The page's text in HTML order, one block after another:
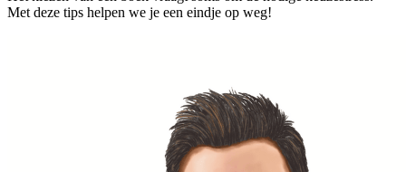
Met deze tips helpen we je een eindje op weg!